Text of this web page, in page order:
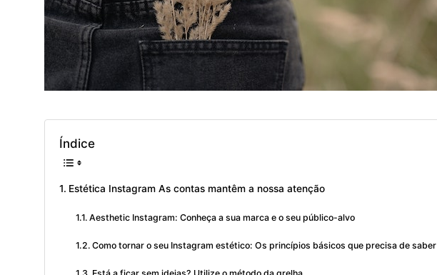
Índice
Estética Instagram As contas mantêm a nossa atenção
Aesthetic Instagram: Conheça a sua marca e o seu público-alvo
Como tornar o seu Instagram estético: Os princípios básicos que precisa de saber